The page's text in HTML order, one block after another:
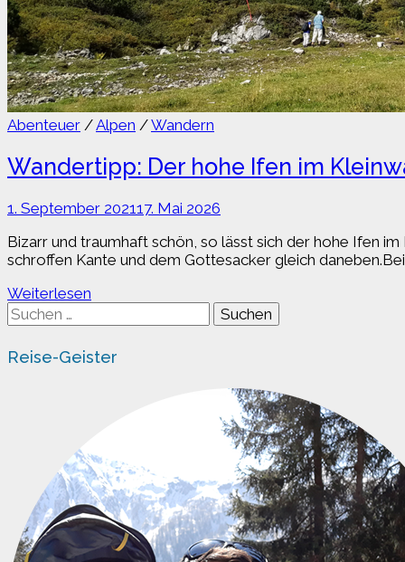
Abenteuer /Alpen /Wandern
Wandertipp: Der hohe Ifen im
1. September 202117. Mai 2026
Bizarr und traumhaft schön, so lässt sich der hohe Ifen
schroffen Kante und dem Gottesacker gleich
Wandertipp:
Der
hohe
Ifen
im
Weiterlesen
Suchen
nach:
Reise-Geister